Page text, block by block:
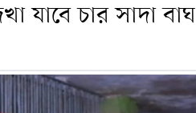
যাবে চার সাদা বাঘ